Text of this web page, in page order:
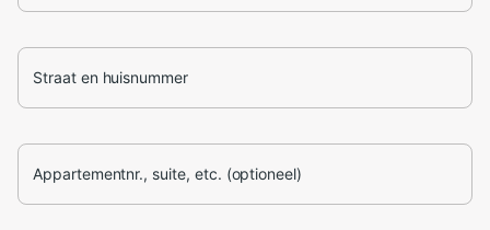
Straat en huisnummer
Appartementnr., suite, etc. (optioneel)